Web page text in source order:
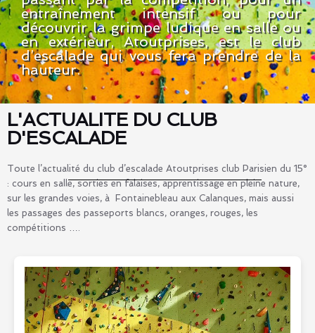
entraînement intensif ou pour
découvrir la grimpe ludique en salle ou
en extérieur, Atoutprises, est le club
d’escalade qui vous fera prendre de la
hauteur.
L'ACTUALITE DU CLUB
D'ESCALADE
Toute l’actualité du club d’escalade Atoutprises club Parisien du 15°
: cours en salle, sorties en falaises, apprentissage en pleine nature,
sur les grandes voies, à Fontainebleau aux Calanques, mais aussi
les passages des passeports blancs, oranges, rouges, les
compétitions ….